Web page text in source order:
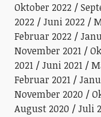
Oktober 2022
2022
Juni 2022
Februar 2022
November 2021
2021
Juni 2021
Februar 2021
November 2020
August 2020
Juli